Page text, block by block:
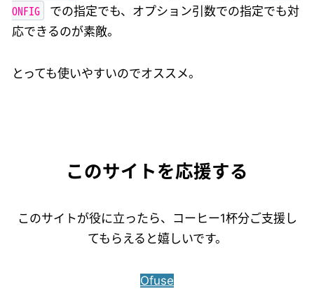
ONFIG
での指定でも、オプション引数での指定でも対
応できるのが素敵。
とっても使いやすいのでオススメ。
このサイトを応援する
このサイトが役に立ったら、コーヒー1杯分ご支援し
てもらえると嬉しいです。
Ofuse